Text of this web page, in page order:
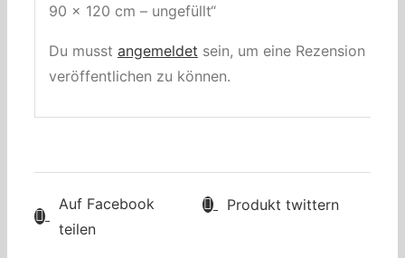
90 x 120 cm – ungefüllt“
Du musst angemeldet sein, um eine Rezension
veröffentlichen zu können.
Auf Facebook
teilen
Produkt twittern